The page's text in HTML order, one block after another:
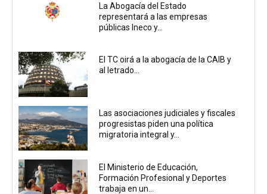
La Abogacía del Estado
representará a las empresas
públicas Ineco y...
El TC oirá a la abogacía de la CAIB y
al letrado...
Las asociaciones judiciales y fiscales
progresistas piden una política
migratoria integral y...
El Ministerio de Educación,
Formación Profesional y Deportes
trabaja en un...